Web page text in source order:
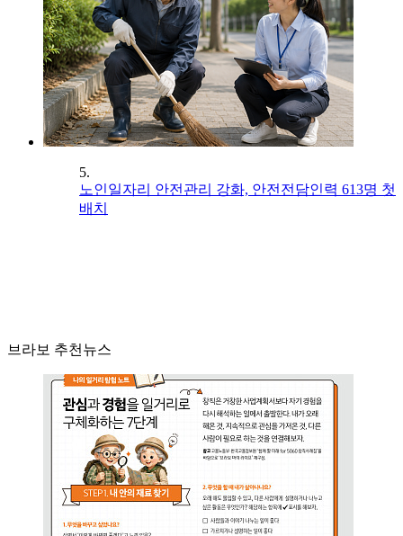
5.
노인일자리 안전관리 강화, 안전전담인력 613명 첫
배치
브라보 추천뉴스